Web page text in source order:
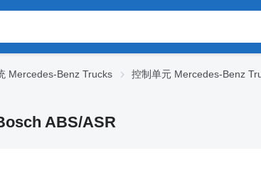
Mercedes-Benz Trucks 控制单元 Mercedes-Benz
ABS/ASR